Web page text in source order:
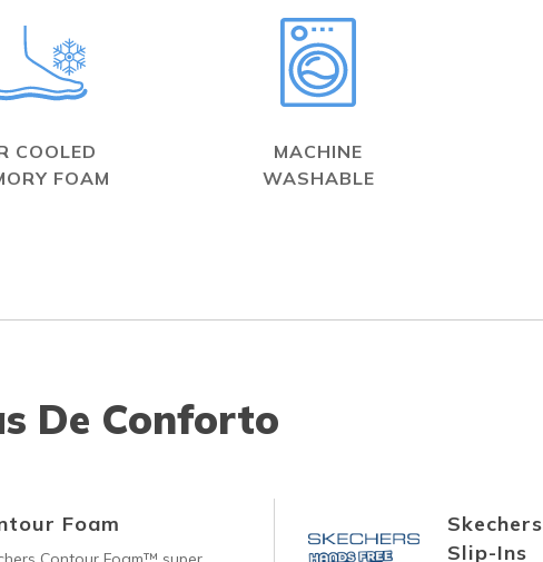
COOLED
FOAM
MACHINE
WASHABLE
De Conforto
Foam
Slip-Ins